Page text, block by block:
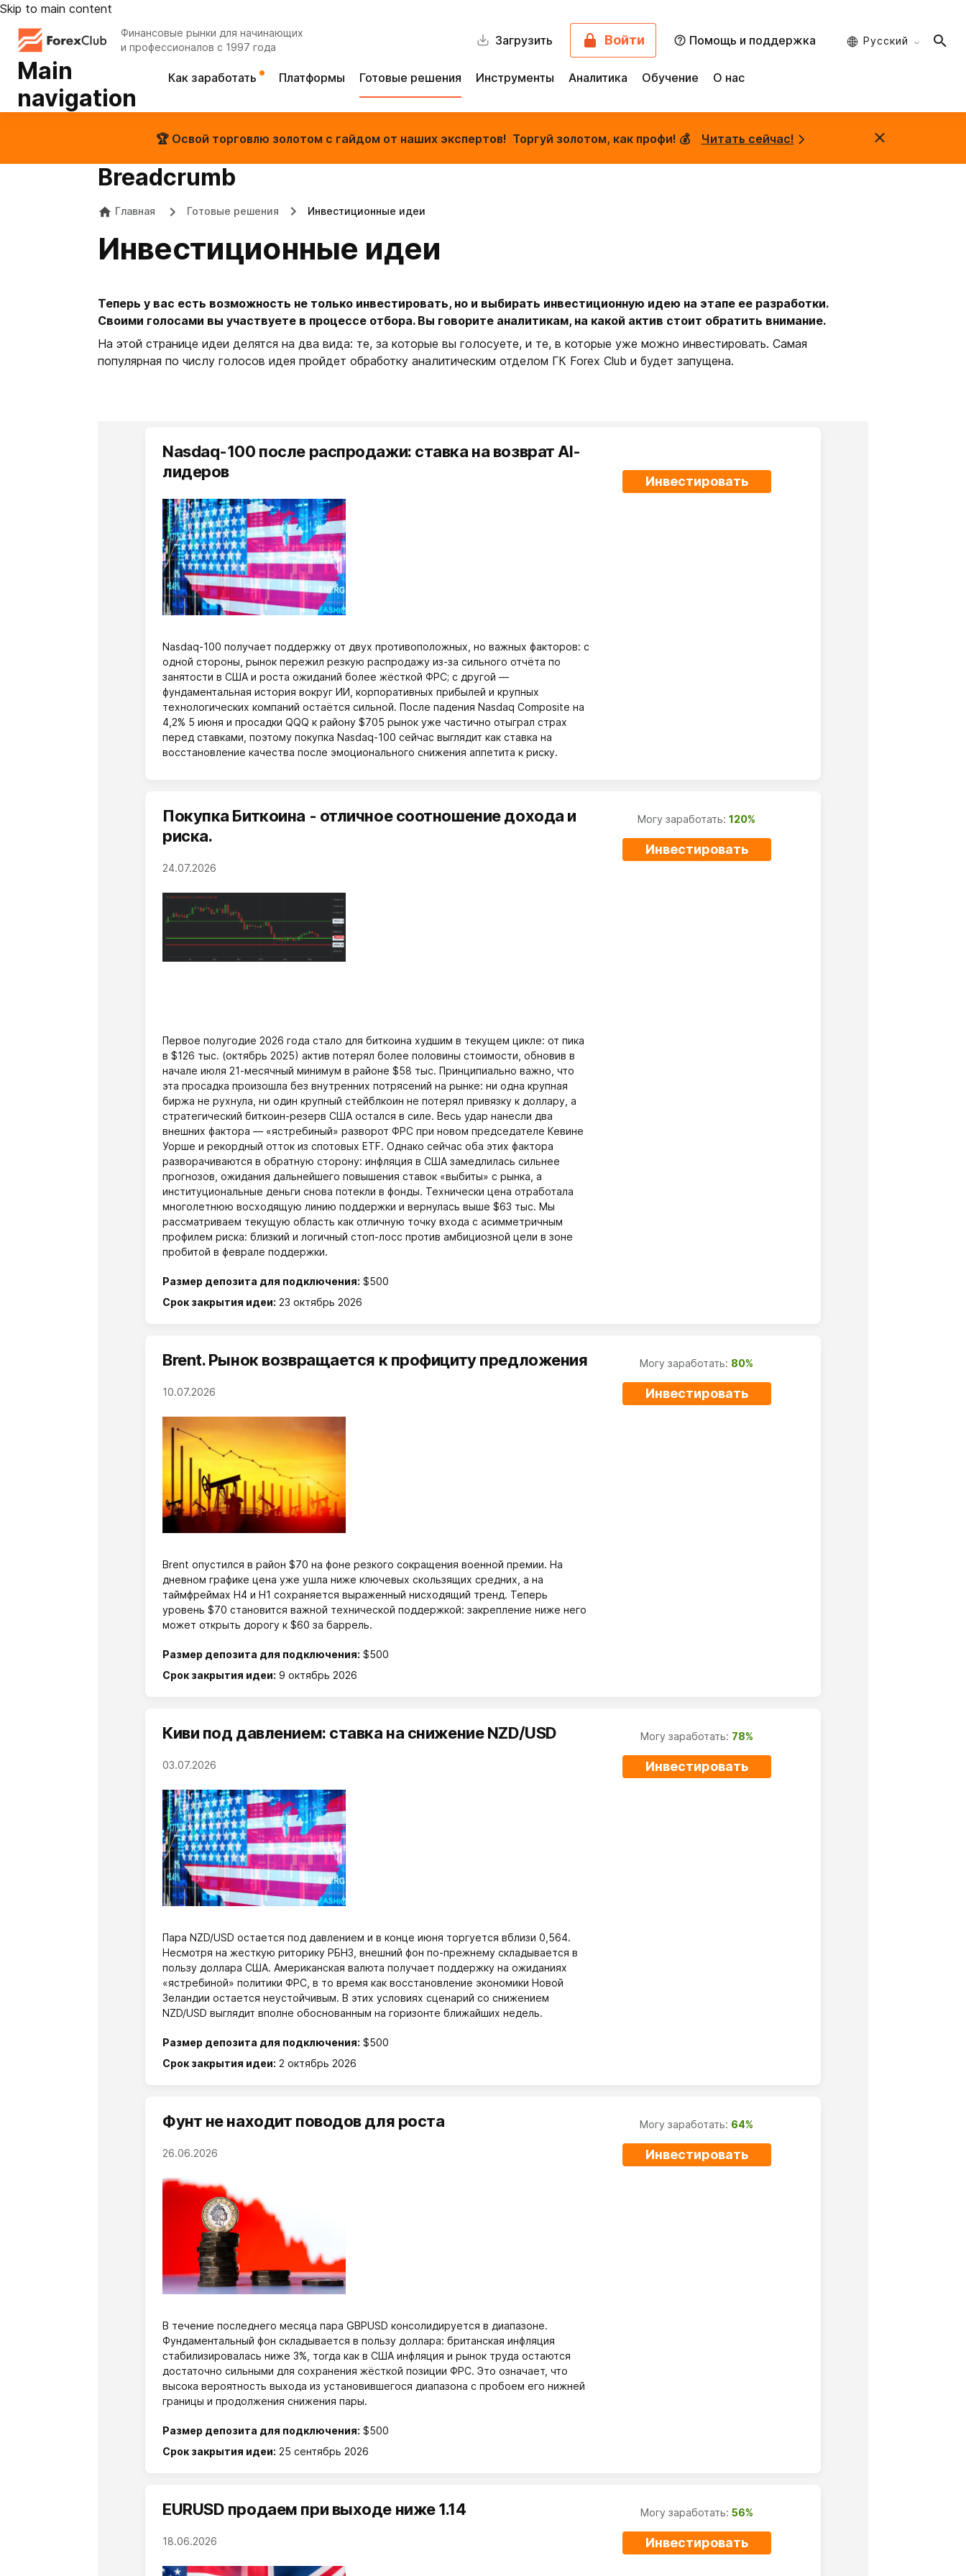
Skip to main content
Финансовые рынки для начинающих
и профессионалов с 1997 года
Загрузить Войти Помощь и поддержка Русский
Main
navigation
Как заработать Платформы Готовые решения Инструменты Аналитика Обучение О нас
🏆 Освой торговлю золотом с гайдом от наших экспертов! Торгуй золотом, как профи! 💰 Читать сейчас!
Breadcrumb
Главная Готовые решения Инвестиционные идеи
Инвестиционные идеи
Теперь у вас есть возможность не только инвестировать, но и выбирать инвестиционную идею на этапе ее разработки.
Своими голосами вы участвуете в процессе отбора. Вы говорите аналитикам, на какой актив стоит обратить внимание.
На этой странице идеи делятся на два вида: те, за которые вы голосуете, и те, в которые уже можно инвестировать. Самая
популярная по числу голосов идея пройдет обработку аналитическим отделом ГК Forex Club и будет запущена.
Nasdaq-100 после распродажи: ставка на возврат AI-
лидеров
Nasdaq-100 получает поддержку от двух противоположных, но важных факторов: с
одной стороны, рынок пережил резкую распродажу из-за сильного отчёта по
занятости в США и роста ожиданий более жёсткой ФРС; с другой —
фундаментальная история вокруг ИИ, корпоративных прибылей и крупных
технологических компаний остаётся сильной. После падения Nasdaq Composite на
4,2% 5 июня и просадки QQQ к району $705 рынок уже частично отыграл страх
перед ставками, поэтому покупка Nasdaq-100 сейчас выглядит как ставка на
восстановление качества после эмоционального снижения аппетита к риску.
Инвестировать
Покупка Биткоина - отличное соотношение дохода и
риска.
24.07.2026
Первое полугодие 2026 года стало для биткоина худшим в текущем цикле: от пика
в $126 тыс. (октябрь 2025) актив потерял более половины стоимости, обновив в
начале июля 21-месячный минимум в районе $58 тыс. Принципиально важно, что
эта просадка произошла без внутренних потрясений на рынке: ни одна крупная
биржа не рухнула, ни один крупный стейблкоин не потерял привязку к доллару, а
стратегический биткоин-резерв США остался в силе. Весь удар нанесли два
внешних фактора — «ястребиный» разворот ФРС при новом председателе Кевине
Уорше и рекордный отток из спотовых ETF. Однако сейчас оба этих фактора
разворачиваются в обратную сторону: инфляция в США замедлилась сильнее
прогнозов, ожидания дальнейшего повышения ставок «выбиты» с рынка, а
институциональные деньги снова потекли в фонды. Технически цена отработала
многолетнюю восходящую линию поддержки и вернулась выше $63 тыс. Мы
рассматриваем текущую область как отличную точку входа с асимметричным
профилем риска: близкий и логичный стоп-лосс против амбициозной цели в зоне
пробитой в феврале поддержки.
Размер депозита для подключения: $500
Срок закрытия идеи: 23 октябрь 2026
Могу заработать:120%
Инвестировать
Brent. Рынок возвращается к профициту предложения
10.07.2026
Brent опустился в район $70 на фоне резкого сокращения военной премии. На
дневном графике цена уже ушла ниже ключевых скользящих средних, а на
таймфреймах H4 и H1 сохраняется выраженный нисходящий тренд. Теперь
уровень $70 становится важной технической поддержкой: закрепление ниже него
может открыть дорогу к $60 за баррель.
Размер депозита для подключения: $500
Срок закрытия идеи: 9 октябрь 2026
Могу заработать: 80%
Инвестировать
Киви под давлением: ставка на снижение NZD/USD
03.07.2026
Пара NZD/USD остается под давлением и в конце июня торгуется вблизи 0,564.
Несмотря на жесткую риторику РБНЗ, внешний фон по-прежнему складывается в
пользу доллара США. Американская валюта получает поддержку на ожиданиях
«ястребиной» политики ФРС, в то время как восстановление экономики Новой
Зеландии остается неустойчивым. В этих условиях сценарий со снижением
NZD/USD выглядит вполне обоснованным на горизонте ближайших недель.
Размер депозита для подключения: $500
Срок закрытия идеи: 2 октябрь 2026
Могу заработать: 78%
Инвестировать
Фунт не находит поводов для роста
26.06.2026
В течение последнего месяца пара GBPUSD консолидируется в диапазоне.
Фундаментальный фон складывается в пользу доллара: британская инфляция
стабилизировалась ниже 3%, тогда как в США инфляция и рынок труда остаются
достаточно сильными для сохранения жёсткой позиции ФРС. Это означает, что
высока вероятность выхода из установившегося диапазона с пробоем его нижней
границы и продолжения снижения пары.
Размер депозита для подключения: $500
Срок закрытия идеи: 25 сентябрь 2026
Могу заработать: 64%
Инвестировать
EURUSD продаем при выходе ниже 1.14
18.06.2026
Могу заработать: 56%
Инвестировать